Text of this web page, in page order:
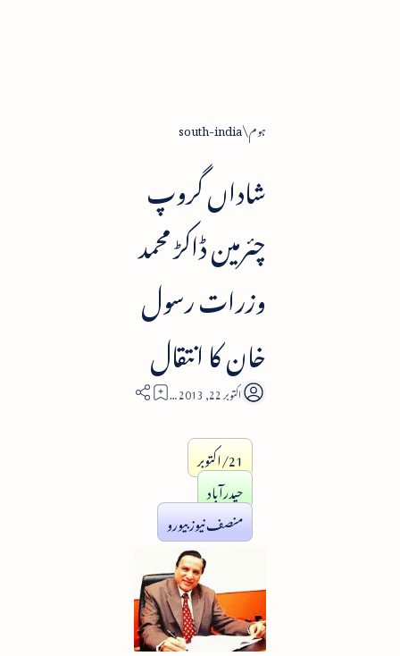
ہوم south-india
شاداں گروپ
چئرمین ڈاکڑ محمد
وزرات رسول
خان کا انتقال
2
21/اکتوبر
حیدرآباد
منصف نیوز بیورو